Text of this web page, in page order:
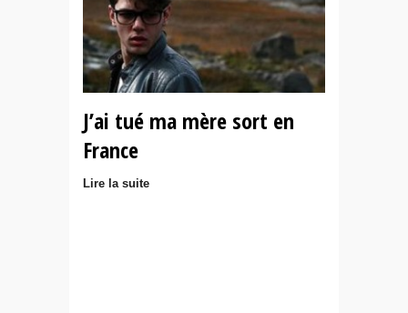
J’ai tué ma mère sort en
France
Lire la suite